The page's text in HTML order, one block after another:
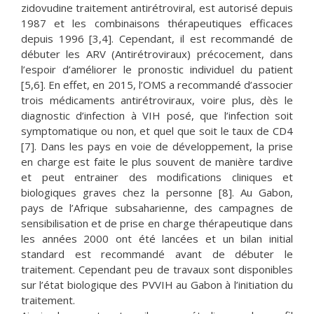
zidovudine traitement antirétroviral, est autorisé depuis
1987 et les combinaisons thérapeutiques efficaces
depuis 1996 [3,4]. Cependant, il est recommandé de
débuter les ARV (Antirétroviraux) précocement, dans
l’espoir d’améliorer le pronostic individuel du patient
[5,6]. En effet, en 2015, l’OMS a recommandé d’associer
trois médicaments antirétroviraux, voire plus, dès le
diagnostic d’infection à VIH posé, que l’infection soit
symptomatique ou non, et quel que soit le taux de CD4
[7]. Dans les pays en voie de développement, la prise
en charge est faite le plus souvent de manière tardive
et peut entrainer des modifications cliniques et
biologiques graves chez la personne [8]. Au Gabon,
pays de l’Afrique subsaharienne, des campagnes de
sensibilisation et de prise en charge thérapeutique dans
les années 2000 ont été lancées et un bilan initial
standard est recommandé avant de débuter le
traitement. Cependant peu de travaux sont disponibles
sur l’état biologique des PVVIH au Gabon à l’initiation du
traitement.